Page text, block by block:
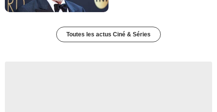
Toutes les actus Ciné & Séries